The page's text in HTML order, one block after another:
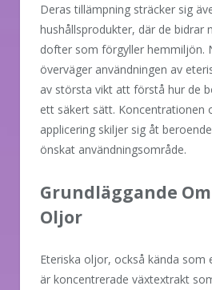
Deras tillämpning sträcker sig
hushållsprodukter, där de bidrar
dofter som förgyller hemmiljön.
överväger användningen av
av största vikt att förstå hur de
ett säkert sätt. Koncentrationen
applicering skiljer sig åt
önskat användningsområde.
Grundläggande
Oljor
Eteriska oljor, också kända som
är koncentrerade växtextrakt